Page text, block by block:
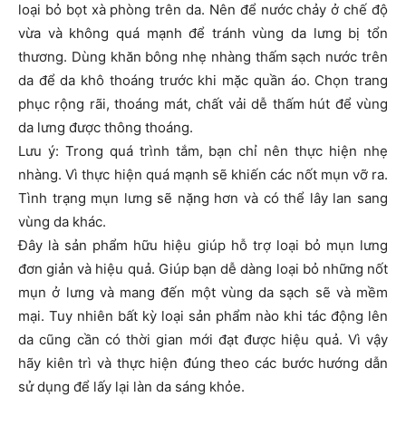
loại bỏ bọt xà phòng trên da. Nên để nước chảy ở chế độ
vừa và không quá mạnh để tránh vùng da lưng bị tổn
thương. Dùng khăn bông nhẹ nhàng thấm sạch nước trên
da để da khô thoáng trước khi mặc quần áo. Chọn trang
phục rộng rãi, thoáng mát, chất vải dễ thấm hút để vùng
da lưng được thông thoáng.
Lưu ý: Trong quá trình tắm, bạn chỉ nên thực hiện nhẹ
nhàng. Vì thực hiện quá mạnh sẽ khiến các nốt mụn vỡ ra.
Tình trạng mụn lưng sẽ nặng hơn và có thể lây lan sang
vùng da khác.
Đây là sản phẩm hữu hiệu giúp hỗ trợ loại bỏ mụn lưng
đơn giản và hiệu quả. Giúp bạn dễ dàng loại bỏ những nốt
mụn ở lưng và mang đến một vùng da sạch sẽ và mềm
mại. Tuy nhiên bất kỳ loại sản phẩm nào khi tác động lên
da cũng cần có thời gian mới đạt được hiệu quả. Vì vậy
hãy kiên trì và thực hiện đúng theo các bước hướng dẫn
sử dụng để lấy lại làn da sáng khỏe.